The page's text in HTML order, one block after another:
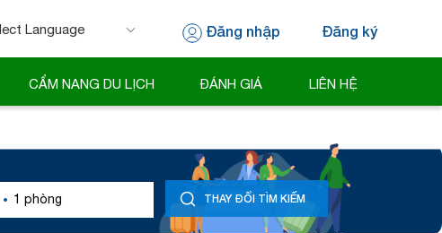
Đăng nhập Đăng ký
CẨM NANG DU LỊCH ĐÁNH GIÁ LIÊN HỆ
· 1 phòng THAY ĐỔI TÌM KIẾM